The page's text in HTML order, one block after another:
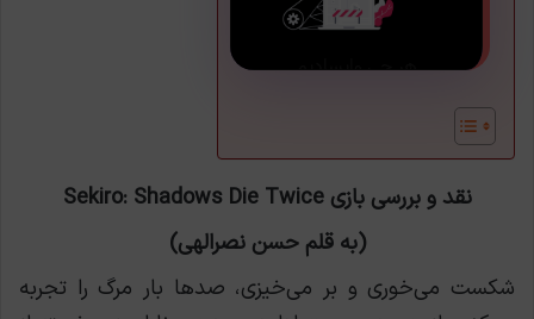
نقد و بررسی بازی Sekiro: Shadows Die Twice
(به قلم حسن نصرالهی)
شکست می‌خوری و بر می‌خیزی، صدها بار مرگ را تجربه